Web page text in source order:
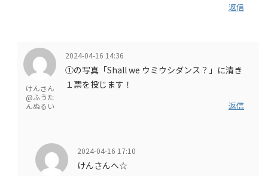
返信
けんさん
@ふうた
んぬるい
2024-04-16 14:36
①の写真「Shall we ウミウシダンス？」に清き
１票を投じます！
返信
2024-04-16 17:10
けんさんへ☆